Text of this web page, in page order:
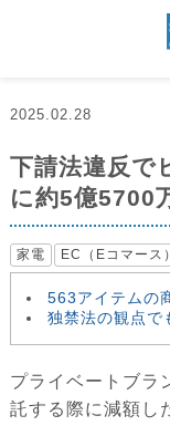
2025.02.28
下請法違反で
に約5億5700
家電 EC（Eコマース）
563アイテムの
独禁法の観点で
プライベートブラ
託する際に減額し